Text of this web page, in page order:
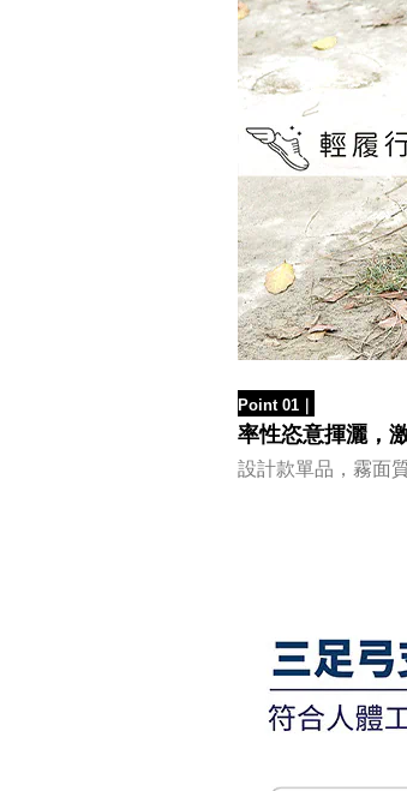
Point 01
率性恣意揮灑，
設計款單品，霧面